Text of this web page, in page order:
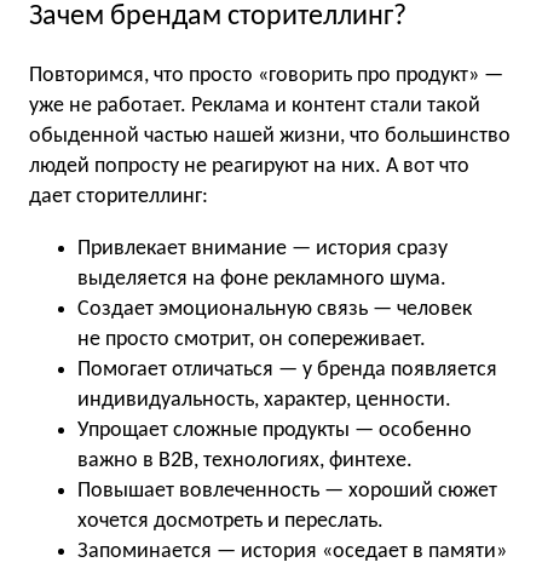
Зачем брендам сторителлинг?
Повторимся, что просто «говорить про продукт» —
уже не работает. Реклама и контент стали такой
обыденной частью нашей жизни, что большинство
людей попросту не реагируют на них. А вот что
дает сторителлинг:
Привлекает внимание — история сразу
выделяется на фоне рекламного шума.
Создает эмоциональную связь — человек
не просто смотрит, он сопереживает.
Помогает отличаться — у бренда появляется
индивидуальность, характер, ценности.
Упрощает сложные продукты — особенно
важно в B2B, технологиях, финтехе.
Повышает вовлеченность — хороший сюжет
хочется досмотреть и переслать.
Запоминается — история «оседает в памяти»